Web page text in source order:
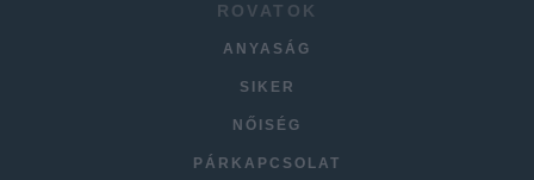
ROVATOK
ANYASÁG
SIKER
NŐISÉG
PÁRKAPCSOLAT